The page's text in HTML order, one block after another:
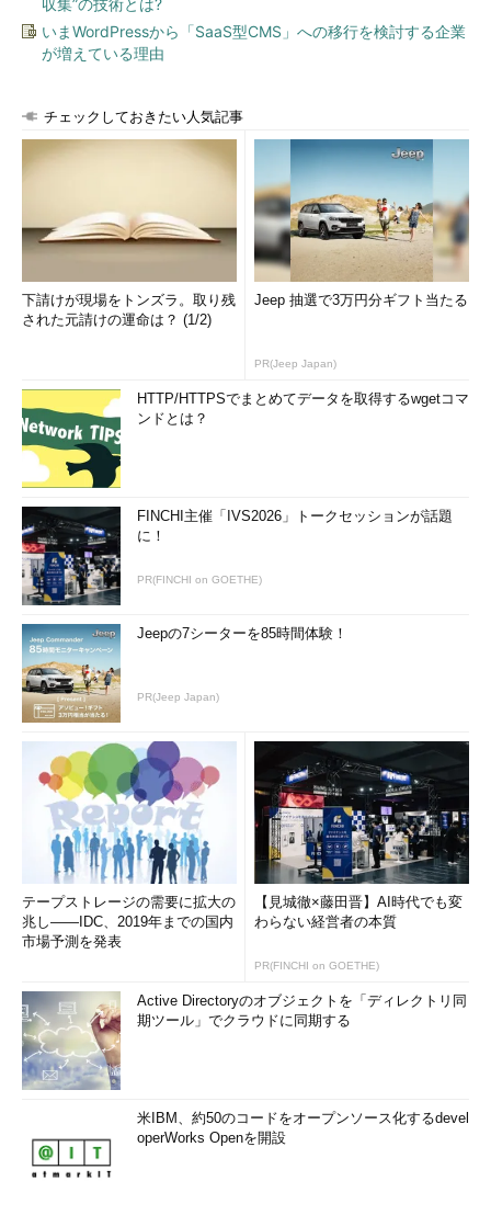
収集”の技術とは?
いまWordPressから「SaaS型CMS」への移行を検討する企業
が増えている理由
チェックしておきたい人気記事
下請けが現場をトンズラ。取り残
された元請けの運命は？ (1/2)
Jeep 抽選で3万円分ギフト当たる
PR(Jeep Japan)
HTTP/HTTPSでまとめてデータを取得するwgetコマ
ンドとは？
FINCHI主催「IVS2026」トークセッションが話題
に！
PR(FINCHI on GOETHE)
Jeepの7シーターを85時間体験！
PR(Jeep Japan)
テープストレージの需要に拡大の
兆し――IDC、2019年までの国内
市場予測を発表
【見城徹×藤田晋】AI時代でも変
わらない経営者の本質
PR(FINCHI on GOETHE)
Active Directoryのオブジェクトを「ディレクトリ同
期ツール」でクラウドに同期する
米IBM、約50のコードをオープンソース化するdevel
operWorks Openを開設